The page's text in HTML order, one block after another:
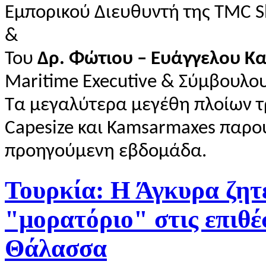
Εμπορικού Διευθυντή της TMC
&
Του Δρ. Φώτιου – Ευάγγελου
Maritime Executive &
Τα μεγαλύτερα μεγέθη πλοίων
Capesize και Kamsarmaxes
προηγούμενη εβδομάδα.
Τουρκία: Η Άγκυρα
"μορατόριο" στις
Θάλασσα